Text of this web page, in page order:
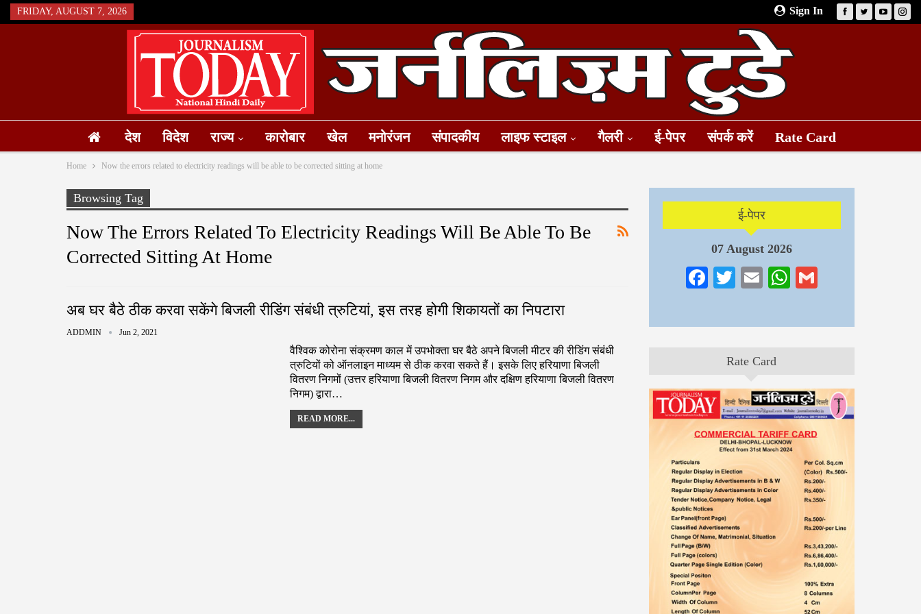
Sign In
FRIDAY, AUGUST 7, 2026
देश विदेश राज्य कारोबार खेल मनोरंजन संपादकीय लाइफ स्टाइल गैलरी ई-पेपर संपर्क करें Rate Card
Home Now the errors related to electricity readings will be able to be corrected sitting at home
Browsing Tag
Now The Errors Related To Electricity Readings Will Be Able To Be
Corrected Sitting At Home
अब घर बैठे ठीक करवा सकेंगे बिजली रीडिंग संबंधी त्रुटियां, इस तरह होगी शिकायतों का निपटारा
ADDMIN Jun 2, 2021
वैश्विक कोरोना संक्रमण काल में उपभोक्ता घर बैठे अपने बिजली मीटर की रीडिंग संबंधी
त्रुटियों को ऑनलाइन माध्यम से ठीक करवा सकते हैं। इसके लिए हरियाणा बिजली
वितरण निगमों (उत्तर हरियाणा बिजली वितरण निगम और दक्षिण हरियाणा बिजली वितरण
निगम) द्वारा…
READ MORE...
ई-पेपर
07 August 2026
Facebook
TwitterEmailWhatsApp
Rate Card